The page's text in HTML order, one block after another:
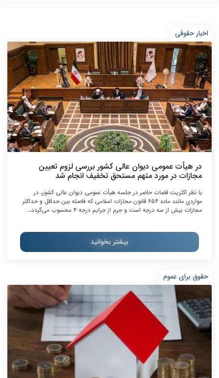
اخبار حقوقی
در هیأت عمومی دیوان عالی کشور بررسی لزوم تعیین
مجازات در مورد متهم مستحق تخفیف انجام شد
با نظر اکثریت قضات حاضر در جلسه هیأت عمومی دیوان عالی کشور، در
مواردی مانند ماده ۶۵۴ قانون مجازات اسلامی که فاصله بین حداقل و حداکثر
مجازات بیش از سه درجه است و جرم از جرایم درجه ۴ محسوب می‌گردد،...
بیشتر بخوانید
حقوق برای عموم